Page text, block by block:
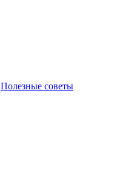
Полезные советы